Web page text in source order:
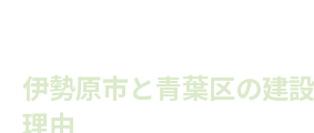
伊勢原市と青葉区の建
理由